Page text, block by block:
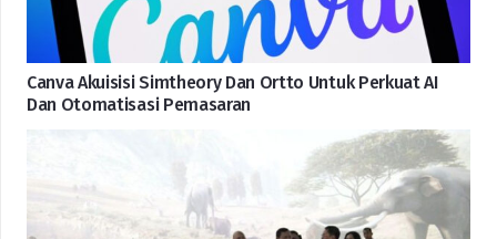
Canva Akuisisi Simtheory Dan Ortto Untuk Perkuat AI
Dan Otomatisasi Pemasaran